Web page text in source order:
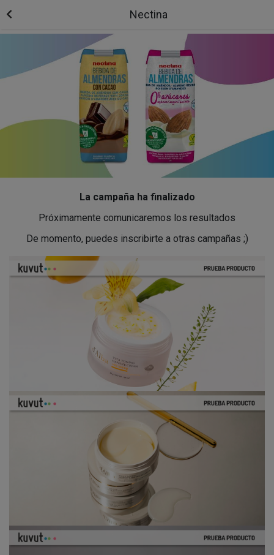
Nectina
La campaña ha finalizado
Próximamente comunicaremos los resultados
De momento, puedes inscribirte a otras campañas ;)